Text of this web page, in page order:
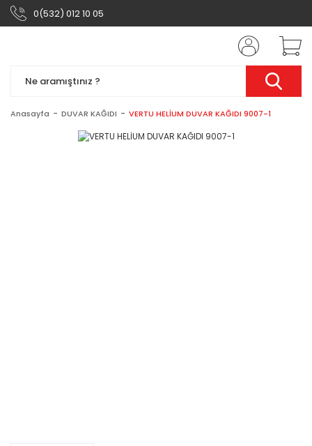
0(532) 012 10 05
Anasayfa DUVAR KAĞIDI VERTU HELİUM DUVAR KAĞIDI 9007-1